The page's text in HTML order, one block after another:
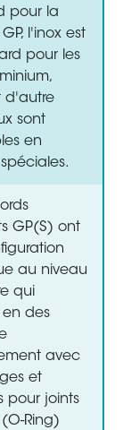
pour la
l'inox est
pour les
d'autre
sont
en
GP(S) ont
au niveau
qui
en des
avec
et
pour joints
Ring)